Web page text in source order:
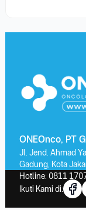
ONEOnco, PT
Jl. Jend. Ahmad
Gadung, Kota
Hotline: 0811
Ikuti Kami di: